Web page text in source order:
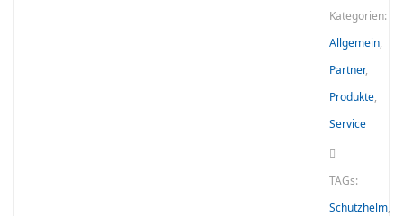
Kategorien:
Allgemein,
Partner,
Produkte,
Service
TAGs:
Schutzhelm,